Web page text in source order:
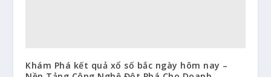
Khám Phá kết quả xổ số bắc ngày hôm nay –